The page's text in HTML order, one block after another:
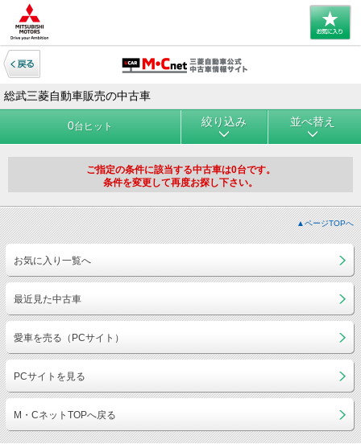
総武三菱自動車販売の中古車
0台ヒット 絞り込み 並べ替え
ご指定の条件に該当する中古車は0台です。
条件を変更して再度お探し下さい。
▲ページTOPへ
お気に入り一覧へ
最近見た中古車
愛車を売る（PCサイト）
PCサイトを見る
M・CネットTOPへ戻る